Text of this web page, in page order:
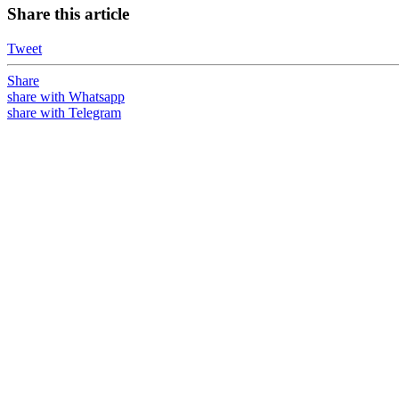
Share this article
Tweet
Share
share with Whatsapp
share with Telegram